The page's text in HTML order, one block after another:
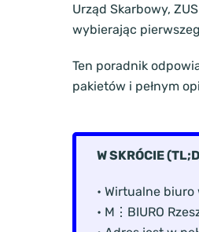
Urząd Skarbowy,
wybierając
Ten poradnik
pakietów i pełnym
W SKRÓCIE
• Wirtualne biuro
• M⋮BIURO